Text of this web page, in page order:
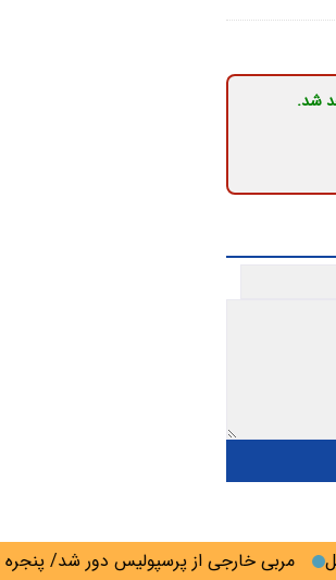
مربی خارجی از پرسپولیس دور شد/ پنجره
شد.